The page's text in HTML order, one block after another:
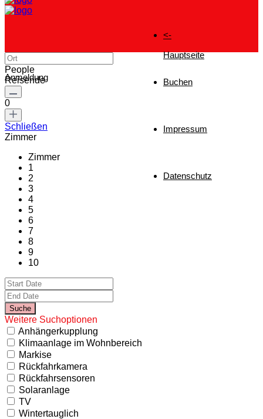
<-
Hauptseite
Buchen
Impressum
Datenschutz
Anmeldung
People
Reisende
0
Schließen
Zimmer
Zimmer
1
2
3
4
5
6
7
8
9
10
Weitere Suchoptionen
Anhängerkupplung
Klimaanlage im Wohnbereich
Markise
Rückfahrkamera
Rückfahrsensoren
Solaranlage
TV
Wintertauglich